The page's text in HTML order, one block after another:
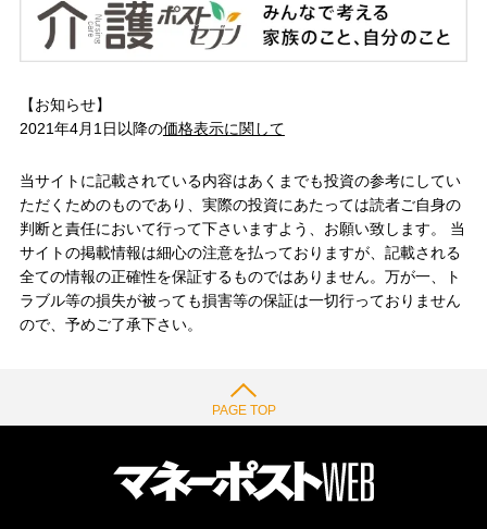
【お知らせ】
2021年4月1日以降の価格表示に関して
当サイトに記載されている内容はあくまでも投資の参考にしてい
ただくためのものであり、実際の投資にあたっては読者ご自身の
判断と責任において行って下さいますよう、お願い致します。 当
サイトの掲載情報は細心の注意を払っておりますが、記載される
全ての情報の正確性を保証するものではありません。万が一、ト
ラブル等の損失が被っても損害等の保証は一切行っておりません
ので、予めご了承下さい。
PAGE TOP